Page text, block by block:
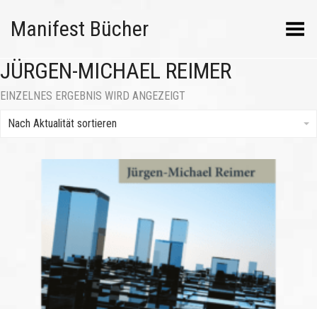
Manifest Bücher Menü umschalten
JÜRGEN-MICHAEL REIMER
EINZELNES ERGEBNIS WIRD ANGEZEIGT
Nach Aktualität sortieren